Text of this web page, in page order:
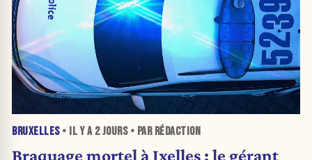
BRUXELLES• IL Y A 2 JOURS• PAR RÉDACTION
Braquage mortel à Ixelles : le gérant